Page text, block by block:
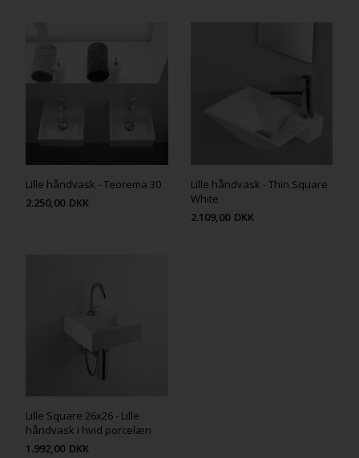
Lille håndvask - Teorema 30
2.250,00 DKK
Lille håndvask - Thin Square
White
2.109,00 DKK
Lille Square 26x26 - Lille
håndvask i hvid porcelæn
1.992,00 DKK